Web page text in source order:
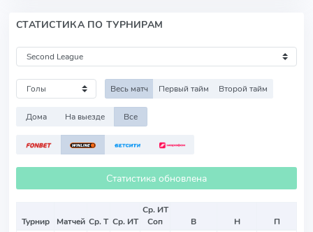
СТАТИСТИКА ПО ТУРНИРАМ
Весь матч Первый тайм Второй тайм
Дома На выезде Все
Статистика обновлена
Турнир Матчей Ср. Т Ср. ИТ
Ср. ИТ
Соп
В Н
П